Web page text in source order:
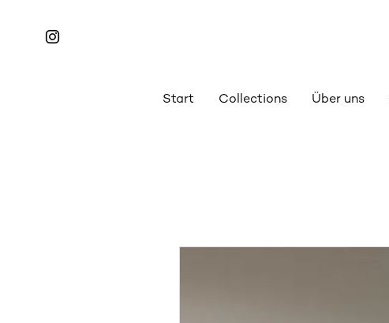
Start Collections Über uns